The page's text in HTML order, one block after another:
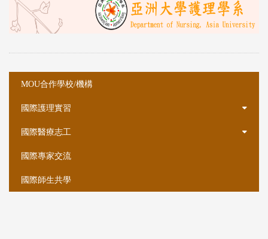
MOU合作學校/機構
國際護理實習
國際醫療志工
國際專家交流
國際師生共學